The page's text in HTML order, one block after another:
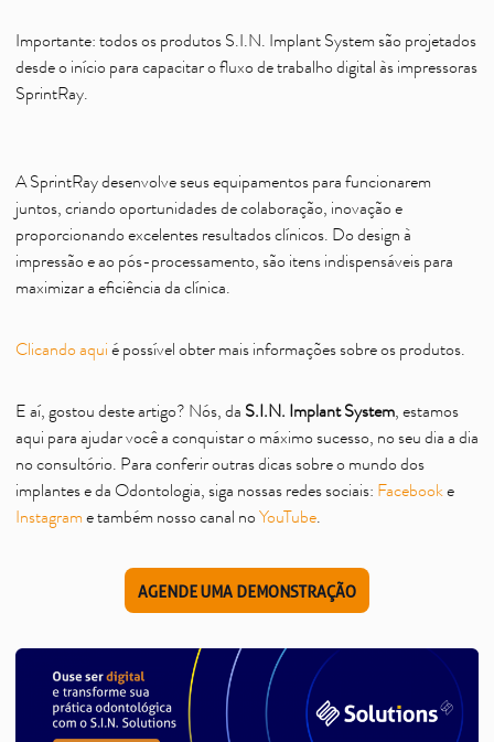
Importante: todos os produtos S.I.N. Implant System são projetados
desde o início para capacitar o fluxo de trabalho digital às impressoras
SprintRay.
A SprintRay desenvolve seus equipamentos para funcionarem
juntos, criando oportunidades de colaboração, inovação e
proporcionando excelentes resultados clínicos. Do design à
impressão e ao pós-processamento, são itens indispensáveis para
maximizar a eficiência da clínica.
Clicando aqui é possível obter mais informações sobre os produtos.
E aí, gostou deste artigo? Nós, da S.I.N. Implant System, estamos
aqui para ajudar você a conquistar o máximo sucesso, no seu dia a dia
no consultório. Para conferir outras dicas sobre o mundo dos
implantes e da Odontologia, siga nossas redes sociais: Facebooke
Instagram e também nosso canal no YouTube.
AGENDE UMA DEMONSTRAÇÃO